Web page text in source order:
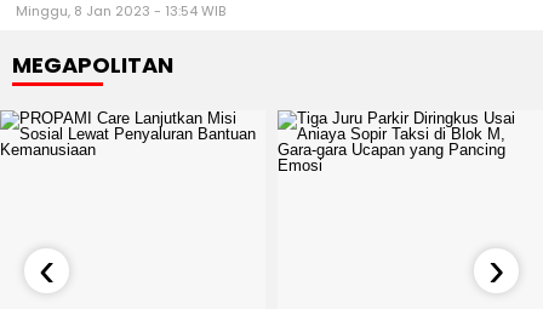
Minggu, 8 Jan 2023 - 13:54 WIB
MEGAPOLITAN
‹ ›